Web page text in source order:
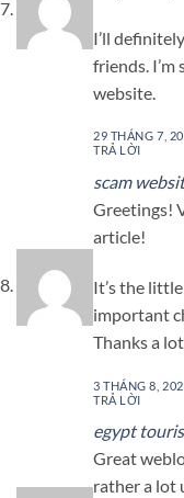
I’ll
friends. I’m
website.
29 THÁNG 7,
TRẢ LỜI
scam
Greetings!
article!
It’s the
important
Thanks a
3 THÁNG 8,
TRẢ LỜI
egypt
Great
rather a lot